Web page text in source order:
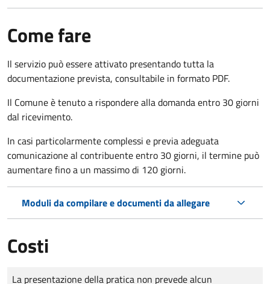
Come fare
Il servizio può essere attivato presentando tutta la
documentazione prevista, consultabile in formato PDF.
Il Comune è tenuto a rispondere alla domanda entro 30 giorni
dal ricevimento.
In casi particolarmente complessi e previa adeguata
comunicazione al contribuente entro 30 giorni, il termine può
aumentare fino a un massimo di 120 giorni.
Moduli da compilare e documenti da allegare
Costi
Tipo di pagamento
Importo
La presentazione della pratica non prevede alcun